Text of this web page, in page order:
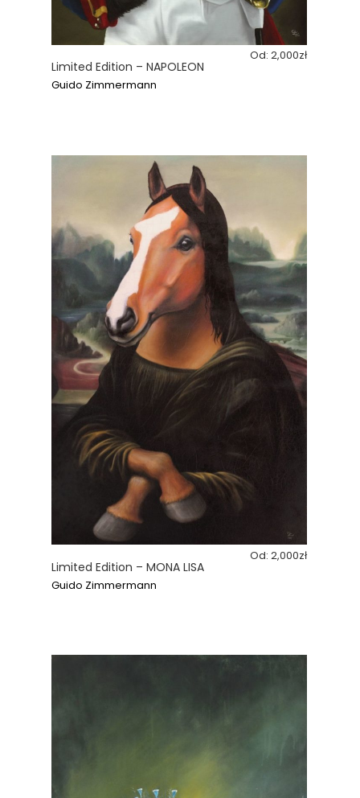
Limited Edition – NAPOLEON
Od:2,000zł
Guido Zimmermann
Limited Edition – MONA LISA
Od:2,000zł
Guido Zimmermann